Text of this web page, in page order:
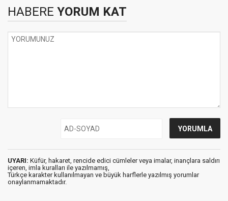
HABERE YORUM KAT
UYARI: Küfür, hakaret, rencide edici cümleler veya imalar, inançlara saldırı
içeren, imla kuralları ile yazılmamış,
Türkçe karakter kullanılmayan ve büyük harflerle yazılmış yorumlar
onaylanmamaktadır.